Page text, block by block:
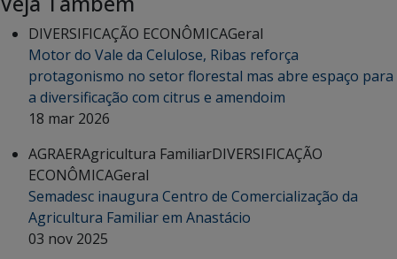
DIVERSIFICAÇÃO ECONÔMICAGeral
Motor do Vale da Celulose, Ribas reforça
protagonismo no setor florestal mas abre espaço para
a diversificação com citrus e amendoim
18 mar 2026
AGRAERAgricultura FamiliarDIVERSIFICAÇÃO
ECONÔMICAGeral
Semadesc inaugura Centro de Comercialização da
Agricultura Familiar em Anastácio
03 nov 2025